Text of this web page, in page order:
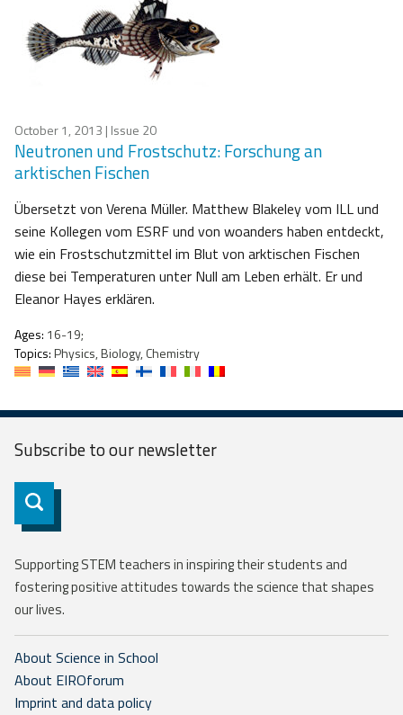
October 1, 2013 | Issue 20
Neutronen und Frostschutz: Forschung an
arktischen Fischen
Übersetzt von Verena Müller. Matthew Blakeley vom ILL und
seine Kollegen vom ESRF und von woanders haben entdeckt,
wie ein Frostschutzmittel im Blut von arktischen Fischen
diese bei Temperaturen unter Null am Leben erhält. Er und
Eleanor Hayes erklären.
Ages: 16-19;
Topics:Physics, Biology, Chemistry
Subscribe to ournewsletter
Subscribe
Supporting STEM teachers in inspiring their students and
fostering positive attitudes towards the science that shapes
our lives.
About Science in School
About EIROforum
Imprint and data policy